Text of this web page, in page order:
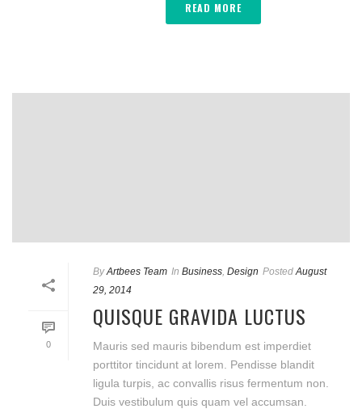
READ MORE
0
By Artbees Team In Business, Design Posted August
29, 2014
QUISQUE GRAVIDA LUCTUS
Mauris sed mauris bibendum est imperdiet
porttitor tincidunt at lorem. Pendisse blandit
ligula turpis, ac convallis risus fermentum non.
Duis vestibulum quis quam vel accumsan.